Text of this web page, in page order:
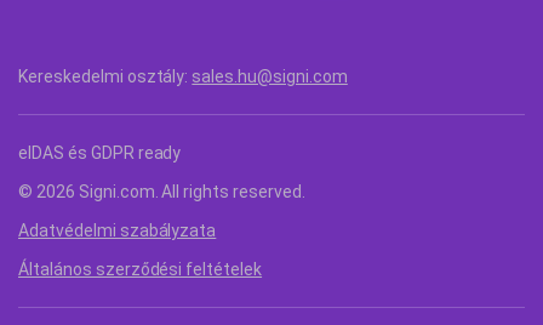
Kereskedelmi osztály: sales.hu@signi.com
eIDAS és GDPR ready
© 2026 Signi.com. All rights reserved.
Adatvédelmi szabályzata
Általános szerződési feltételek